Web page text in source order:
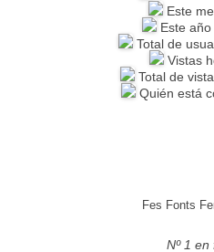
Este
Este
Total de
Vistas
Total de
Quién está
Fes Fonts
Nº 1 en